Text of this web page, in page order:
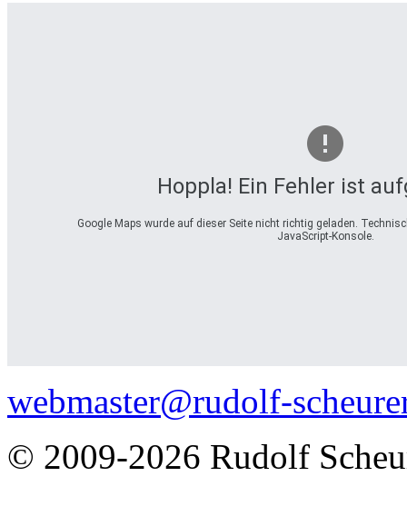
Hoppla! Ein Fehler ist
Google Maps wurde auf dieser Seite nicht richtig geladen.
JavaScript-Konsole.
webmaster@rudolf-
© 2009-2026 Rudolf